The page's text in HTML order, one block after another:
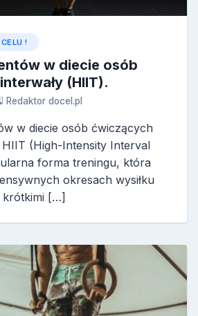
!
w diecie osób
(HIIT).
Redaktor docel.pl
w diecie osób ćwiczących
(High-Intensity Interval
forma treningu, która
okresach wysiłku
krótkimi […]